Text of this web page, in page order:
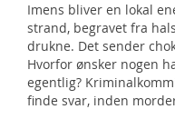
Imens bliver en lokal
strand, begravet fra
drukne. Det sender
Hvorfor ønsker nogen
egentlig?
finde svar, inden